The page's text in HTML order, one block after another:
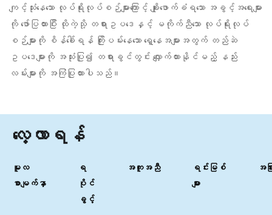
ကျင့်သုံးနေသော လုပ်ရိုးလုပ်စဉ်များကြောင့် ချိုးဖောက်ခံရသော အခွင့်အရေးများ
ကို ဖော်ပြထားပြီး ထိုကဲ့သို့ တရားဥပဒေနှင့် မကိုက်ညီသော လုပ်ရိုးလုပ်
စဉ်များကို စိန်ခေါ်ရန် ကြိုးပမ်းနေသော ရှေ့နေအများအတွက် တည်ဆဲ
ဥပဒေများကို အသုံးပြု၍ တရားခွင်တွင်း လျှောက်ထားနိုင်မည့် နည်း
လမ်းများကို အကြံပြုထားပါသည်။
လေ့လာရန်
မူလ
စာမျက်နှာ
ရ
ပိုင်
ခွင့်
အကူအညီ
ရင်းမြစ်
များ
အခြ